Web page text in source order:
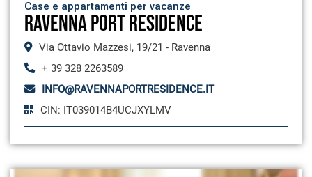
Case e appartamenti per vacanze
RAVENNA PORT RESIDENCE
Via Ottavio Mazzesi, 19/21 - Ravenna
+ 39 328 2263589
INFO@RAVENNAPORTRESIDENCE.IT
CIN: IT039014B4UCJXYLMV